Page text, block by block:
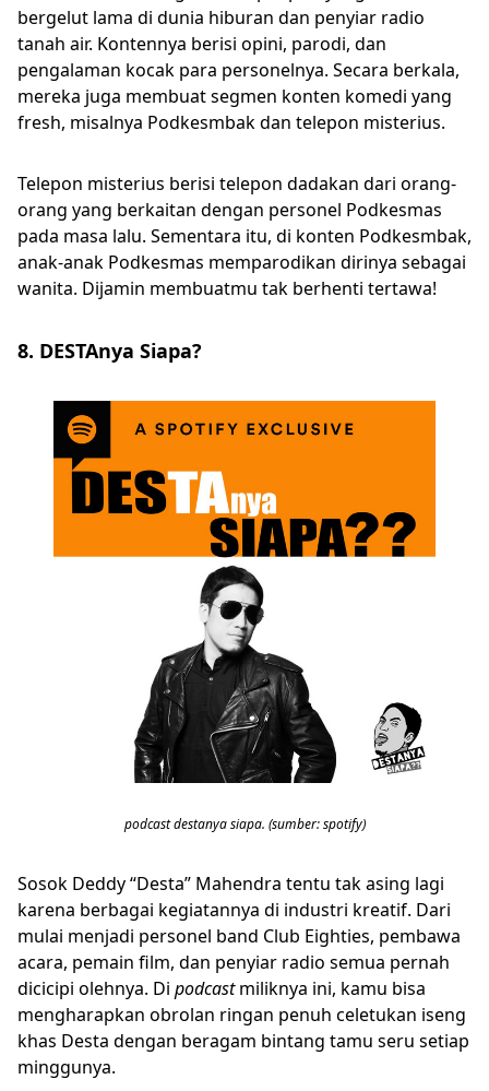
bergelut lama di dunia hiburan dan penyiar radio
tanah air. Kontennya berisi opini, parodi, dan
pengalaman kocak para personelnya. Secara berkala,
mereka juga membuat segmen konten komedi yang
fresh, misalnya Podkesmbak dan telepon misterius.
Telepon misterius berisi telepon dadakan dari orang-
orang yang berkaitan dengan personel Podkesmas
pada masa lalu. Sementara itu, di konten Podkesmbak,
anak-anak Podkesmas memparodikan dirinya sebagai
wanita. Dijamin membuatmu tak berhenti tertawa!
8. DESTAnya Siapa?
podcast destanya siapa. (sumber: spotify)
Sosok Deddy “Desta” Mahendra tentu tak asing lagi
karena berbagai kegiatannya di industri kreatif. Dari
mulai menjadi personel band Club Eighties, pembawa
acara, pemain film, dan penyiar radio semua pernah
dicicipi olehnya. Di podcastmiliknya ini, kamu bisa
mengharapkan obrolan ringan penuh celetukan iseng
khas Desta dengan beragam bintang tamu seru setiap
minggunya.